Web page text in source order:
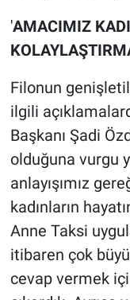
'AMACIMIZ
Filonun
ilgili
Başkanı Şadi
olduğuna vurgu
anlayışımız
kadınların
Anne Taksi
itibaren çok
cevap vermek